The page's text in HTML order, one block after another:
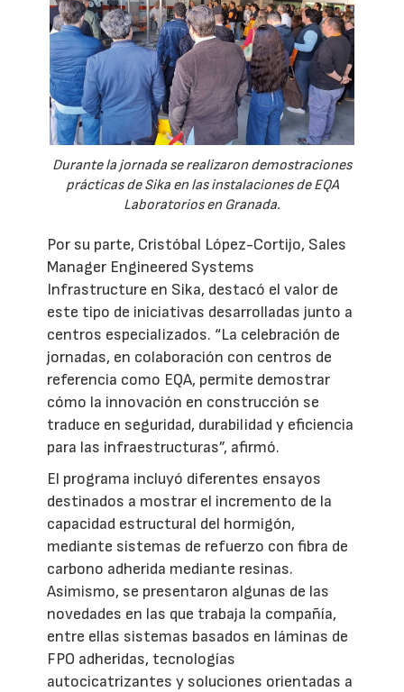
Durante la jornada se realizaron demostraciones
prácticas de Sika en las instalaciones de EQA
Laboratorios en Granada.
Por su parte, Cristóbal López-Cortijo, Sales
Manager Engineered Systems
Infrastructure en Sika, destacó el valor de
este tipo de iniciativas desarrolladas junto a
centros especializados. “La celebración de
jornadas, en colaboración con centros de
referencia como EQA, permite demostrar
cómo la innovación en construcción se
traduce en seguridad, durabilidad y eficiencia
para las infraestructuras”, afirmó.
El programa incluyó diferentes ensayos
destinados a mostrar el incremento de la
capacidad estructural del hormigón,
mediante sistemas de refuerzo con fibra de
carbono adherida mediante resinas.
Asimismo, se presentaron algunas de las
novedades en las que trabaja la compañía,
entre ellas sistemas basados en láminas de
FPO adheridas, tecnologías
autocicatrizantes y soluciones orientadas a